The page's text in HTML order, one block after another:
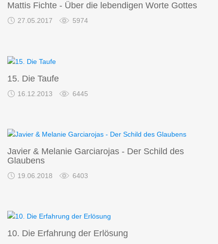
Mattis Fichte - Über die lebendigen Worte Gottes
27.05.2017 5974
15. Die Taufe
16.12.2013 6445
Javier & Melanie Garciarojas - Der Schild des
Glaubens
19.06.2018 6403
10. Die Erfahrung der Erlösung